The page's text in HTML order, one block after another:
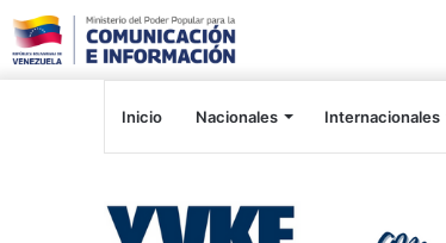
Inicio Nacionales Internacionales